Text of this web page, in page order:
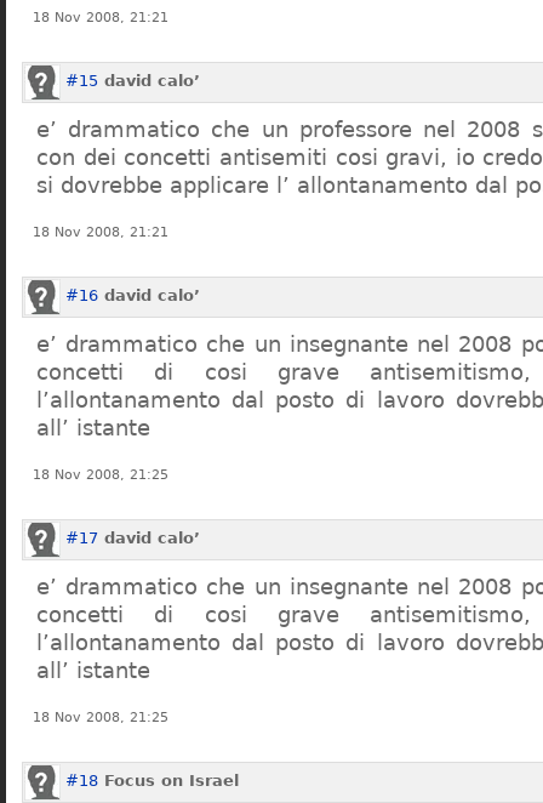
18 Nov 2008, 21:21
#15 david calo’
e’ drammatico che un professore nel 2008
con dei concetti antisemiti cosi gravi, io
si dovrebbe applicare l’ allontanamento dal
18 Nov 2008, 21:21
#16 david calo’
e’ drammatico che un insegnante nel 2008
concetti di cosi grave
l’allontanamento dal posto di lavoro
all’ istante
18 Nov 2008, 21:25
#17 david calo’
e’ drammatico che un insegnante nel 2008
concetti di cosi grave
l’allontanamento dal posto di lavoro
all’ istante
18 Nov 2008, 21:25
#18 Focus on Israel